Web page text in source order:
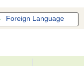
Foreign Language